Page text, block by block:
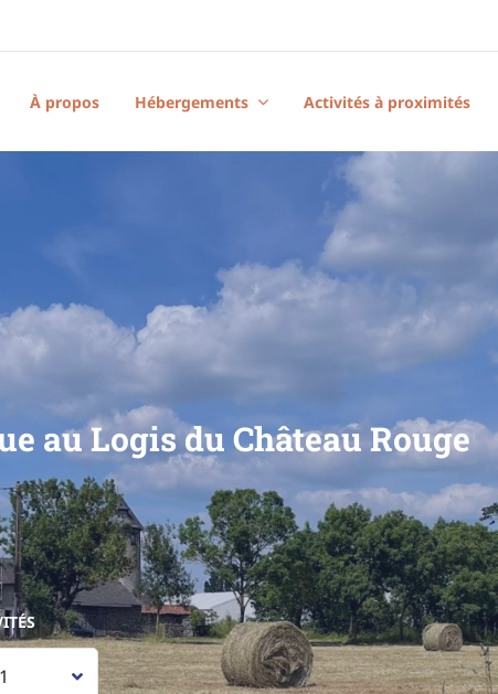
À propos Hébergements Activités à proximités
au Logis du Château Rouge